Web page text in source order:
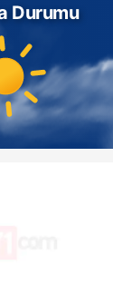
Durumu